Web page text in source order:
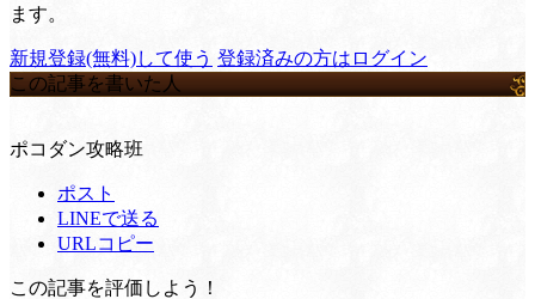
ます。
新規登録(無料)して使う 登録済みの方はログイン
この記事を書いた人
ポコダン攻略班
ポスト
LINEで送る
URLコピー
この記事を評価しよう！